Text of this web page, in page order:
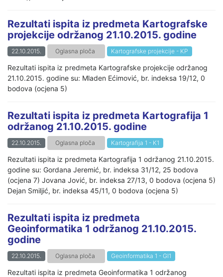
Rezultati ispita iz predmeta Kartografske
projekcije održanog 21.10.2015. godine
22.10.2015. Oglasna ploča Kartografske projekcije - KP
Rezultati ispita iz predmeta Kartografske projekcije održanog
21.10.2015. godine su: Mladen Ećimović, br. indeksa 19/12, 0
bodova (ocjena 5)
Rezultati ispita iz predmeta Kartografija 1
održanog 21.10.2015. godine
22.10.2015. Oglasna ploča Kartografija 1 - K1
Rezultati ispita iz predmeta Kartografija 1 održanog 21.10.2015.
godine su: Gordana Jeremić, br. indeksa 31/12, 25 bodova
(ocjena 7) Jovana Jović, br. indeksa 27/13, 0 bodova (ocjena 5)
Dejan Smiljić, br. indeksa 45/11, 0 bodova (ocjena 5)
Rezultati ispita iz predmeta
Geoinformatika 1 održanog 21.10.2015.
godine
22.10.2015. Oglasna ploča Geoinformatika 1 - GI1
Rezultati ispita iz predmeta Geoinformatika 1 održanog